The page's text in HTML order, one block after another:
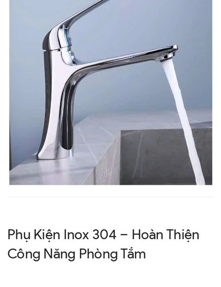
Phụ Kiện Inox 304 – Hoàn Thiện
Công Năng Phòng Tắm